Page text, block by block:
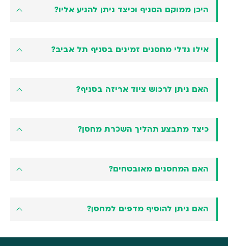
היכן ממוקם הסניף וכיצד ניתן להגיע אליו?
אילו גדלי מחסנים זמינים בסניף תל אביב?
האם ניתן לרכוש ציוד אריזה בסניף?
כיצד מתבצע תהליך השכרת מחסן?
האם המחסנים מאובטחים?
האם ניתן להוסיף מדפים למחסן?